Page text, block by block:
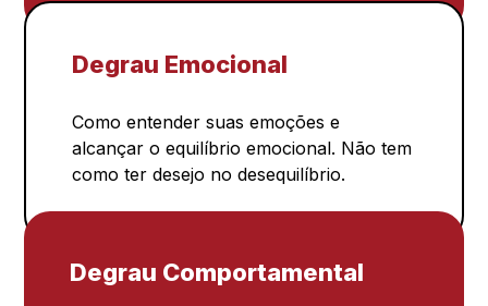
Degrau Emocional
Como entender suas emoções e
alcançar o equilíbrio emocional. Não tem
como ter desejo no desequilíbrio.
Degrau Comportamental